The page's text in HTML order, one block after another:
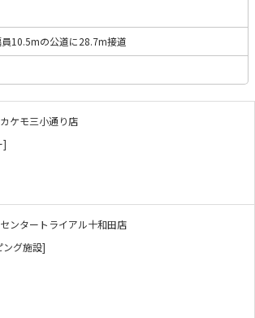
10.5mの公道に28.7m接道
ケモ三小通り店
]
ンタートライアル十和田店
グ施設]